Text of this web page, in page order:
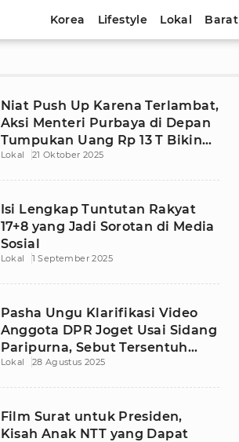
Korea Lifestyle Lokal Barat
Niat Push Up Karena Terlambat,
Aksi Menteri Purbaya di Depan
Tumpukan Uang Rp 13 T Bikin
Ngakak!
Lokal 21 Oktober 2025
Isi Lengkap Tuntutan Rakyat
17+8 yang Jadi Sorotan di Media
Sosial
Lokal 1 September 2025
Pasha Ungu Klarifikasi Video
Anggota DPR Joget Usai Sidang
Paripurna, Sebut Tersentuh
Pidato Prabowo
Lokal 28 Agustus 2025
Film Surat untuk Presiden,
Kisah Anak NTT yang Dapat